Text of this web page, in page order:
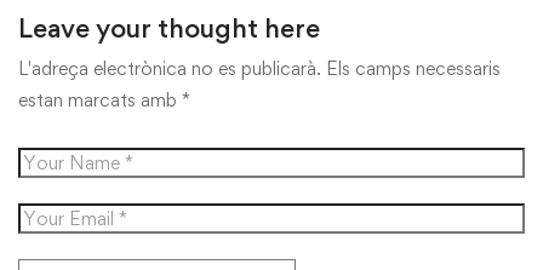
Leave your thought here
L'adreça electrònica no es publicarà. Els camps necessaris
estan marcats amb *